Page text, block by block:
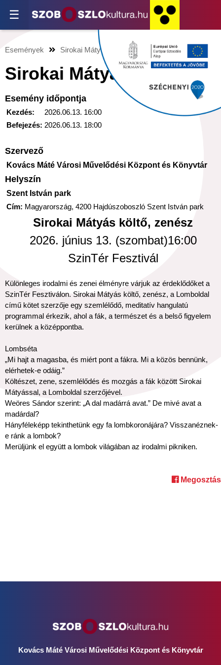
☰
Események Sirokai Mátyás
Sirokai Mátyás
Esemény időpontja
Kezdés:
2026.06.13. 16:00
Befejezés: 2026.06.13. 18:00
Szervező
Kovács Máté Városi Művelődési Központ és Könyvtár
Helyszín
Szent István park
Cím: Magyarország, 4200 Hajdúszoboszló Szent István park
Sirokai Mátyás költő, zenész
2026. június 13. (szombat)16:00
SzinTér Fesztivál
Különleges irodalmi és zenei élményre várjuk az érdeklődőket a
SzinTér Fesztiválon. Sirokai Mátyás költő, zenész, a Lomboldal
című kötet szerzője egy szemlélődő, meditatív hangulatú
programmal érkezik, ahol a fák, a természet és a belső figyelem
kerülnek a középpontba.
Lombséta
„Mi hajt a magasba, és miért pont a fákra. Mi a közös bennünk,
elérhetek-e odáig.”
Költészet, zene, szemlélődés és mozgás a fák között Sirokai
Mátyással, a Lomboldal szerzőjével.
Weöres Sándor szerint: „A dal madárrá avat.” De mivé avat a
madárdal?
Hányféleképp tekinthetünk egy fa lombkoronájára? Visszanéznek-
e ránk a lombok?
Merüljünk el együtt a lombok világában az irodalmi pikniken.
Megosztás
Kovács Máté Városi Művelődési Központ és Könyvtár